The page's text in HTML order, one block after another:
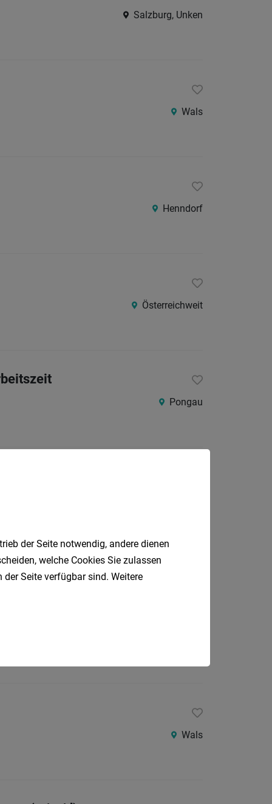
Salzburg, Unken
Wals
Henndorf
Österreichweit
Pongau
Wals
der Seite notwendig, andere dienen
welche Cookies Sie zulassen
Seite verfügbar sind. Weitere